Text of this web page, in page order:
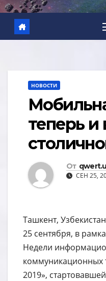
НОВОСТИ
теперь и
От
СЕН 25,
Ташкент,
25 сентября, в
Недели
коммуникационных
2019»,